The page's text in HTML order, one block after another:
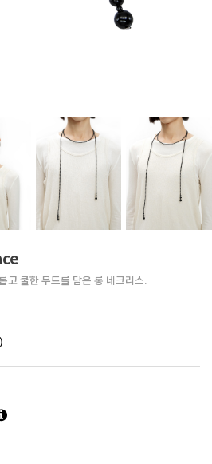
고 쿨한 무드를 담은 롱 네크리스.